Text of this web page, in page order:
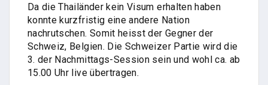
Da die Thailänder kein Visum erhalten haben
konnte kurzfristig eine andere Nation
nachrutschen. Somit heisst der Gegner der
Schweiz, Belgien. Die Schweizer Partie wird die
3. der Nachmittags-Session sein und wohl ca. ab
15.00 Uhr live übertragen.